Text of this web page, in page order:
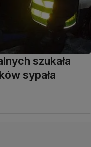
szukała
sypała